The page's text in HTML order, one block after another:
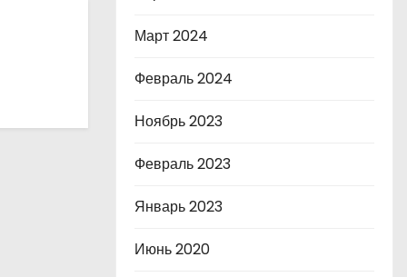
Март 2024
Февраль 2024
Ноябрь 2023
Февраль 2023
Январь 2023
Июнь 2020